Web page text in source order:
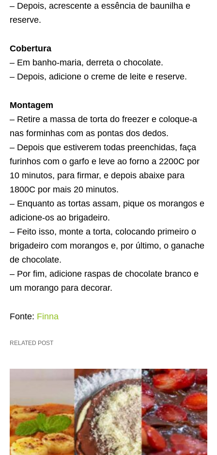
– Depois, acrescente a essência de baunilha e
reserve.
Cobertura
– Em banho-maria, derreta o chocolate.
– Depois, adicione o creme de leite e reserve.
Montagem
– Retire a massa de torta do freezer e coloque-a
nas forminhas com as pontas dos dedos.
– Depois que estiverem todas preenchidas, faça
furinhos com o garfo e leve ao forno a 2200C por
10 minutos, para firmar, e depois abaixe para
1800C por mais 20 minutos.
– Enquanto as tortas assam, pique os morangos e
adicione-os ao brigadeiro.
– Feito isso, monte a torta, colocando primeiro o
brigadeiro com morangos e, por último, o ganache
de chocolate.
– Por fim, adicione raspas de chocolate branco e
um morango para decorar.
Fonte: Finna
RELATED POST